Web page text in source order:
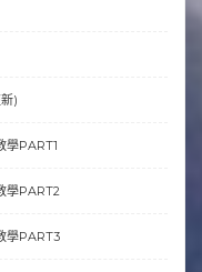
)
學PART1
學PART2
學PART3